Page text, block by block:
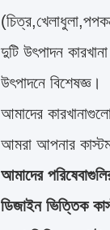
দুটি উৎপাদন
উৎপাদনে বিশেষজ্ঞ।
আমাদের
আমরা আপনার
আমাদের
ডিজাইন ভিত্তিক